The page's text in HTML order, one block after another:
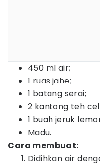
450 ml air⁣;
1 ruas jahe⁣;
1 batang serai⁣;
2 kantong teh
1 buah jeruk
Madu.
Cara membuat:⁣
Didihkan air